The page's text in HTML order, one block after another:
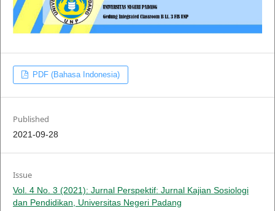
PDF (Bahasa Indonesia)
Published
2021-09-28
Issue
Vol. 4 No. 3 (2021): Jurnal Perspektif: Jurnal Kajian Sosiologi
dan Pendidikan, Universitas Negeri Padang